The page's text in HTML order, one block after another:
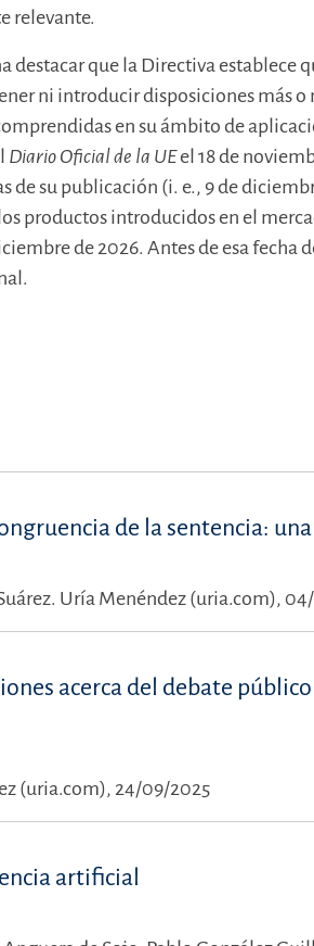
relevante.
destacar que la Directiva establece
ni introducir disposiciones más o
en su ámbito de
Diario Oficial de la UEel 18 de
de su publicación (i. e., 9 de
productos introducidos en el
de 2026. Antes de esa fecha
de la sentencia:
Uría Menéndez (uria.com),
acerca del debate
(uria.com), 24/09/2025
artificial